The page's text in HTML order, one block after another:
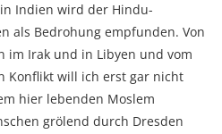
Indien wird der Hindu-
als Bedrohung empfunden. Von
im Irak und in Libyen und vom
Konflikt will ich erst gar nicht
hier lebenden Moslem
grölend durch Dresden